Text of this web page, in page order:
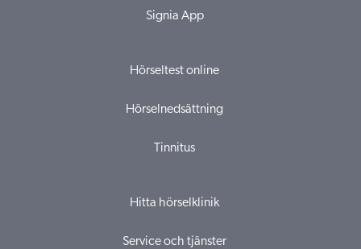
Signia App
Hörseltest online
Hörselnedsättning
Tinnitus
Hitta hörselklinik
Service och tjänster